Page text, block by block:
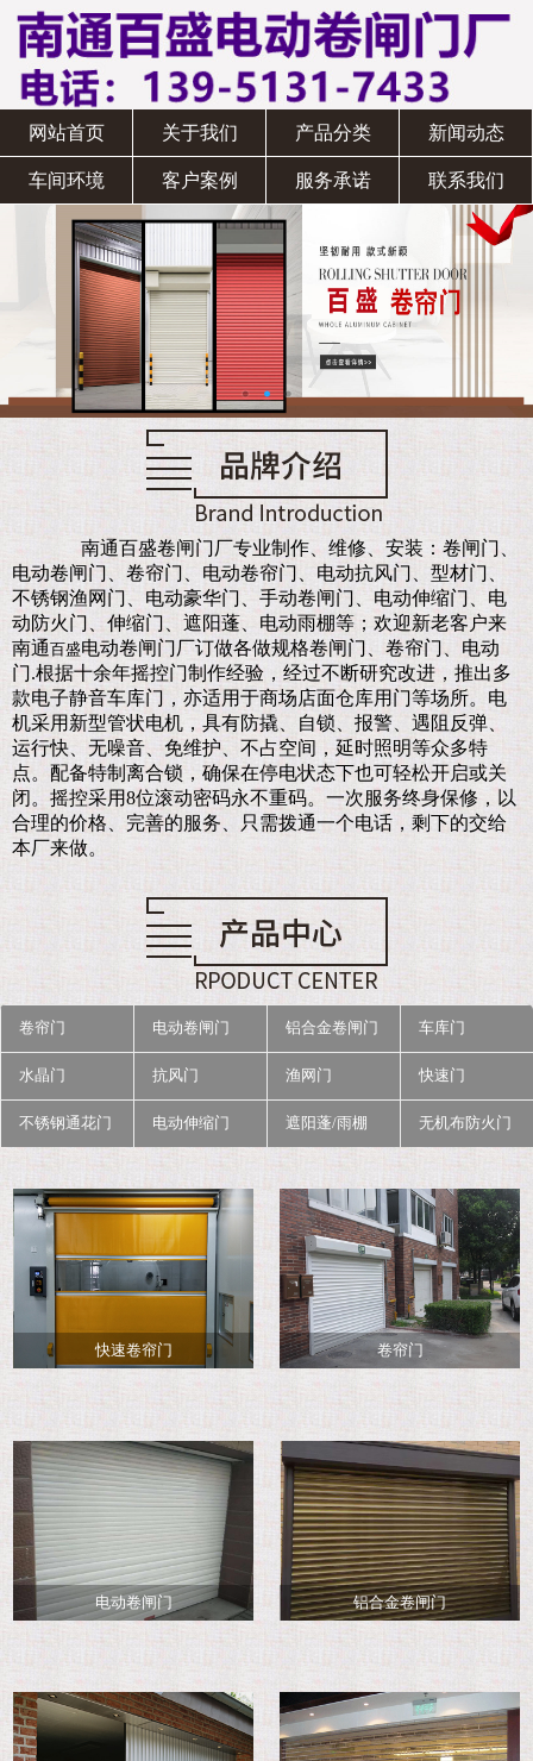
网站首页 关于我们 产品分类 新闻动态
车间环境 客户案例 服务承诺 联系我们
南通百盛卷闸门厂专业制作、维修、安装：卷闸门、
电动卷闸门、卷帘门、电动卷帘门、电动抗风门、型材门、
不锈钢渔网门、电动豪华门、手动卷闸门、电动伸缩门、电
动防火门、伸缩门、遮阳蓬、电动雨棚等；欢迎新老客户来
南通 百盛电动卷闸门厂订做各做规格卷闸门、卷帘门、电动
门.根据十余年摇控门制作经验，经过不断研究改进，推出多
款电子静音车库门，亦适用于商场店面仓库用门等场所。电
机采用新型管状电机，具有防撬、自锁、报警、遇阻反弹、
运行快、无噪音、免维护、不占空间，延时照明等众多特
点。配备特制离合锁，确保在停电状态下也可轻松开启或关
闭。摇控采用8位滚动密码永不重码。一次服务终身保修，以
合理的价格、完善的服务、只需拨通一个电话，剩下的交给
本厂来做。
卷帘门 电动卷闸门 铝合金卷闸门 车库门
水晶门 抗风门 渔网门 快速门
不锈钢通花门 电动伸缩门 遮阳蓬/雨棚 无机布防火门
快速卷帘门 卷帘门
电动卷闸门 铝合金卷闸门